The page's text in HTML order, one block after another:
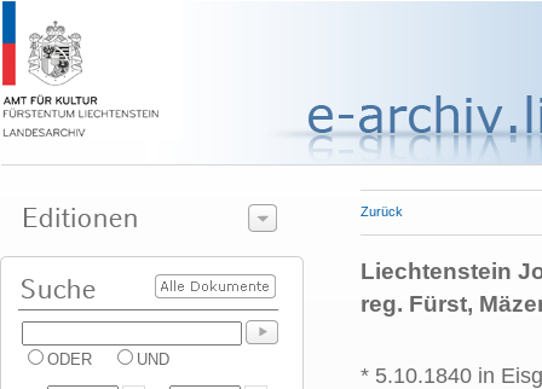
ODER UND
Zurück
Liechtenstein
reg. Fürst,
* 5.10.1840 in